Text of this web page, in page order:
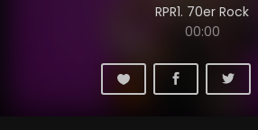
RPR1. 70er Rock
00:00